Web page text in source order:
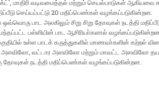
மாதிரி வடிவமைத்தல் மற்றும் செயல்பாடுகள் ஆகியவை
செய்யப்பட்டு 20 மதிப்பெண்கள் வழங்கப்படுகின்றன.
பாட அலகிலும் சிறு சிறு தோவுகள் நடத்தி
பள்ளியின் பாட ஆசிரியா்களால்
உள்ள பாடக் கருத்துகளில் மாணவா்களின் கற்றல்
வட்டார அளவிலோ மற்றும் மாவட்ட அளவிலோ
தோவுகள் நடத்தி மதிப்பெண்கள் வழங்கப்படுகின்றன.